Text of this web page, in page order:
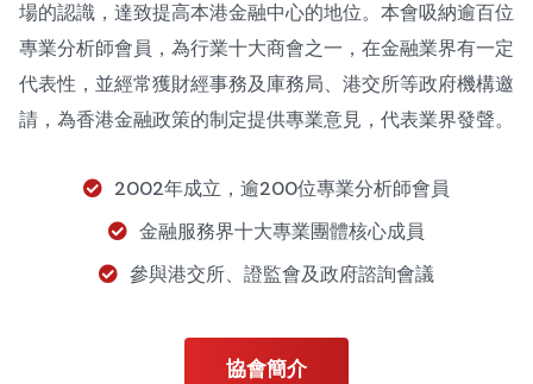
場的認識，達致提高本港金融中心的地位。本會吸納逾百位
專業分析師會員，為行業十大商會之一，在金融業界有一定
代表性，並經常獲財經事務及庫務局、港交所等政府機構邀
請，為香港金融政策的制定提供專業意見，代表業界發聲。
2002年成立，逾200位專業分析師會員
金融服務界十大專業團體核心成員
參與港交所、證監會及政府諮詢會議
協會簡介